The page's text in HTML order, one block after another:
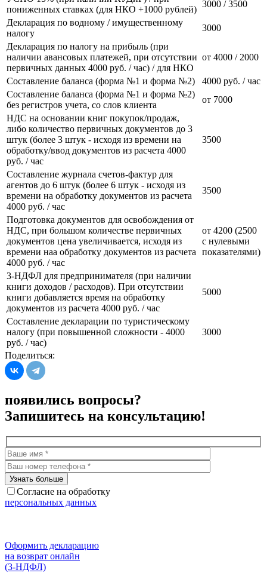
пониженных ставках (для НКО +1000 рублей)
3000 / 3500
Декларация по водному / имущественному
налогу
3000
Декларация по налогу на прибыль (при
наличии авансовых платежей, при отсутствии
первичных данных 4000 руб. / час) / для НКО
от 4000 / 2000
Составление баланса (форма №1 и форма №2)
4000 руб. / час
Составление баланса (форма №1 и форма №2)
без регистров учета, со слов клиента
от 7000
НДС на основании книг покупок/продаж,
либо количество первичных документов до 3
штук (более 3 штук - исходя из времени на
обработку/ввод документов из расчета 4000
руб. / час
3500
Составление журнала счетов-фактур для
агентов до 6 штук (более 6 штук - исходя из
времени на обработку документов из расчета
4000 руб. / час
3500
Подготовка документов для освобождения от
НДС, при большом количестве первичных
документов цена увеличивается, исходя из
времени наа обработку документов из расчета
4000 руб. / час
от 4200 (2500
с нулевыми
показателями)
3-НДФЛ для предпринимателя (при наличии
книги доходов / расходов). При отсутствии
книги добавляется время на обработку
документов из расчета 4000 руб. / час
5000
Составление декларации по туристическому
налогу (при повышенной сложности - 4000
руб. / час)
3000
Поделиться:
появились вопросы?
Запишитесь на консультацию!
Согласие на обработку
персональных данных
Оформить декларацию
на возврат онлайн
(3-НДФЛ)